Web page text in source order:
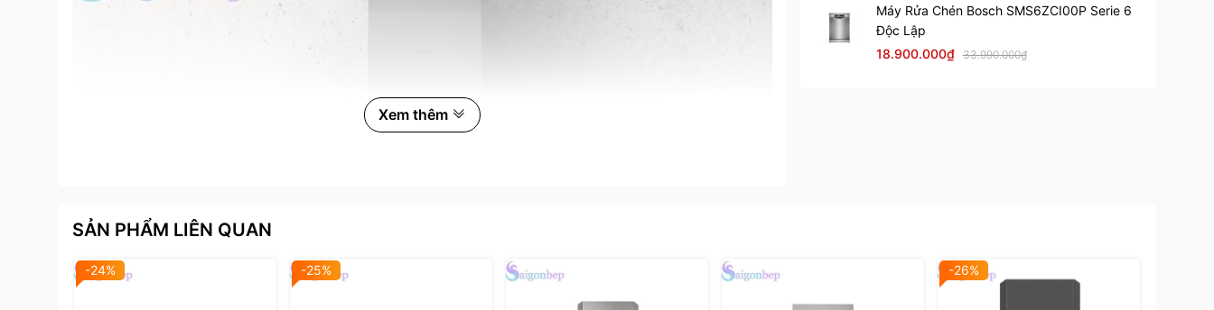
Xem thêm
Máy Rửa Chén Bosch SMS6ZCI00P Serie 6
Độc Lập
18.900.000₫ 33.990.000₫
SẢN PHẨM LIÊN QUAN
-24% -25% -26%